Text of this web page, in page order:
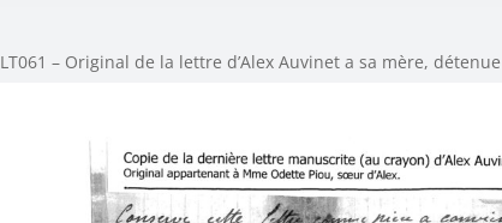
LT061 – Original de la lettre d’Alex Auvinet a sa mère,